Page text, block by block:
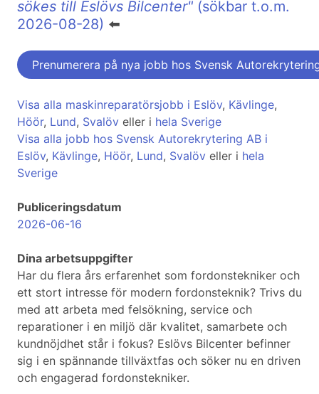
sökes till Eslövs Bilcenter" (sökbar t.o.m.
2026-08-28) ⬅️
Prenumerera på nya jobb hos Svensk
Visa alla maskinreparatörsjobb i Eslöv, Kävlinge,
Höör, Lund, Svalöv eller i hela Sverige
Visa alla jobb hos Svensk Autorekrytering AB i
Eslöv, Kävlinge, Höör, Lund, Svalöv eller i hela
Sverige
Publiceringsdatum
2026-06-16
Dina arbetsuppgifter
Har du flera års erfarenhet som fordonstekniker och
ett stort intresse för modern fordonsteknik? Trivs du
med att arbeta med felsökning, service och
reparationer i en miljö där kvalitet, samarbete och
kundnöjdhet står i fokus? Eslövs Bilcenter befinner
sig i en spännande tillväxtfas och söker nu en driven
och engagerad fordonstekniker.